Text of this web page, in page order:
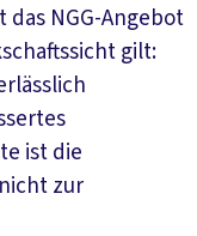
NGG-Angebot
gilt:
ist die
zur